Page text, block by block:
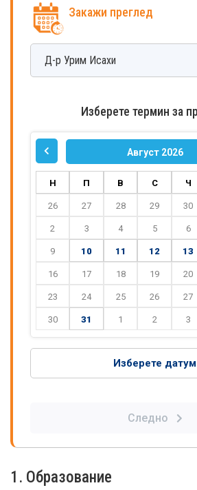
Закажи преглед
Д-р Урим Исахи
Изберете термин за
Август 2026
Н П В С Ч
26 27 28 29 30
2 3 4 5 6
9 10 11 12 13
16 17 18 19 20
23 24 25 26 27
30 31 1 2 3
Изберете датум
Следно
1. Образование